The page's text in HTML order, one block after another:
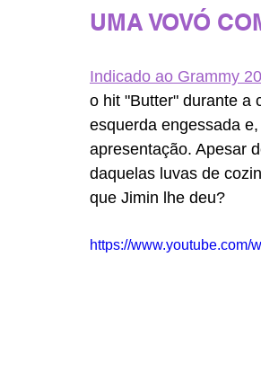
UMA VOVÓ
Indicado ao Grammy
o hit "Butter" durante a
esquerda engessada
apresentação. Apesar
daquelas luvas de
que Jimin lhe deu?
https://www.youtube.com/